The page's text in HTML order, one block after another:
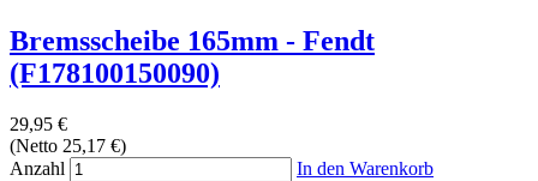
Bremsscheibe 165mm - Fendt
(F178100150090)
29,95 €
(Netto 25,17 €)
Anzahl
In den Warenkorb